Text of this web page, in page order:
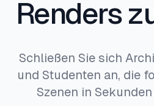
Renders
Schließen Sie sich
und Studenten an, die
Szenen in